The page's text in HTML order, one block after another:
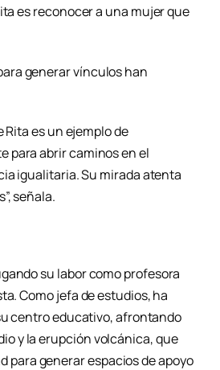
es reconocer a una mujer que
generar vínculos han
es un ejemplo de
para abrir caminos en el
igualitaria. Su mirada atenta
señala.
su labor como profesora
Como jefa de estudios, ha
centro educativo, afrontando
y la erupción volcánica, que
generar espacios de apoyo